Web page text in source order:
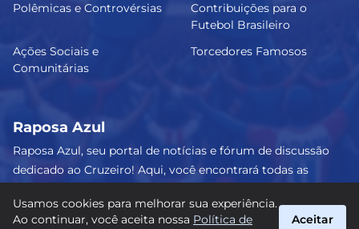
Polêmicas e Controvérsias
Contribuições para o
Futebol Brasileiro
Ações Sociais e
Comunitárias
Torcedores Famosos
Raposa Azul
Raposa Azul, seu portal de notícias e fórum de discussão
dedicado ao Cruzeiro! Aqui, você encontrará todas as
sobre o nosso amado clube. Junte-se a nós e faça parte
Usamos cookies para melhorar sua experiência.
Ao continuar, você aceita nossa Política de
Aceitar